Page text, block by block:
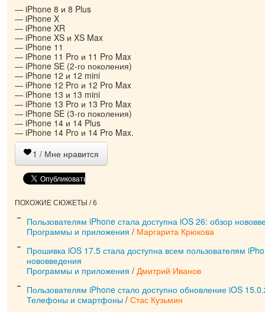
iPhone 8 и 8 Plus
iPhone X
iPhone XR
iPhone XS и XS Max
iPhone 11
iPhone 11 Pro и 11 Pro Max
iPhone SE (2-го поколения)
iPhone 12 и 12 mini
iPhone 12 Pro и 12 Pro Max
iPhone 13 и 13 mini
iPhone 13 Pro и 13 Pro Max
iPhone SE (3-го поколения)
iPhone 14 и 14 Plus
iPhone 14 Pro и 14 Pro Max.
1 / Мне нравится
ПОХОЖИЕ СЮЖЕТЫ / 6
Пользователям iPhone стала доступна iOS 26: обзор
Программы и приложения / Маргарита Крюкова
Прошивка iOS 17.5 стала доступна всем пользователям
нововведения
Программы и приложения / Дмитрий Иванов
Пользователям iPhone стало доступно обновление iOS
Телефоны и смартфоны / Стас Кузьмин